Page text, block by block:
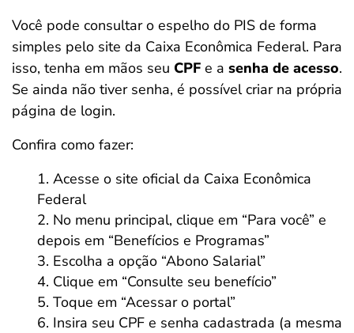
Você pode consultar o espelho do PIS de forma
simples pelo site da Caixa Econômica Federal. Para
isso, tenha em mãos seu CPF e a senha de acesso.
Se ainda não tiver senha, é possível criar na própria
página de login.
Confira como fazer:
Acesse o site oficial da Caixa Econômica
Federal
No menu principal, clique em “Para você” e
depois em “Benefícios e Programas”
Escolha a opção “Abono Salarial”
Clique em “Consulte seu benefício”
Toque em “Acessar o portal”
Insira seu CPF e senha cadastrada (a mesma